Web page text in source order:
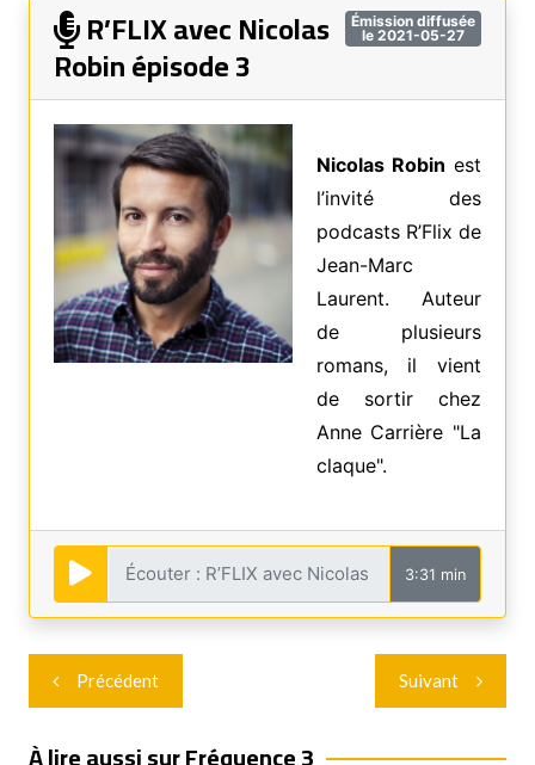
Émission diffusée
le 2021-05-27
R’FLIX avec Nicolas
Robin épisode 3
Nicolas Robin est
l’invité des
podcasts R’Flix de
Jean-Marc
Laurent. Auteur
de plusieurs
romans, il vient
de sortir chez
Anne Carrière "La
claque".
3:31 min
Navigation
de
l’article
Précédent Suivant